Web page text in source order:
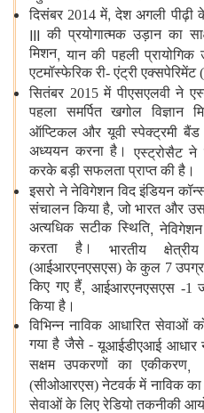
दिसंबर 2014 में,देश अगली पीढ़ी
IIIकी प्रयोगात्मक उड़ान का
मिशन,यान की पहली प्रायोगिक
एटमॉस्फेरिक री- एंट्री
सितंबर 2015 में पीएसएलवी ने
पहला समर्पित खगोल विज्ञान
ऑप्टिकल और यूवी स्पेक्ट्रमी
अध्ययन करना है। एस्ट्रोसैट
करके बड़ी सफलता प्राप्त की है।
इसरो ने नेविगेशन विद इंडियन
संचालन किया है, जो भारत और
अत्यधिक सटीक स्थिति,
करता है। भारतीय
(आईआरएनएसएस) के कुल 7 उपग्रह
किए गए हैं, आईआरएनएसएस -1
किया है।
विभिन्न नाविक आधारित सेवाओं
गया है जैसे - यूआईडीएआई आधार
सक्षम उपकरणों का एकीकरण
(सीओआरएस) नेटवर्क में नाविक
सेवाओं के लिए रेडियो तकनीकी